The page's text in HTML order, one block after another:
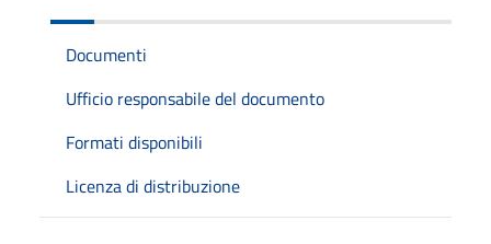
Documenti
Ufficio responsabile del documento
Formati disponibili
Licenza di distribuzione